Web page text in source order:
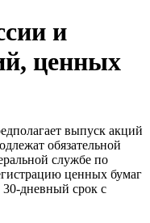
и
ценных
выпуск акций
обязательной
службе по
ценных бумаг
30-дневный срок с